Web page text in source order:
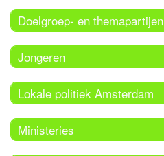
Doelgroep- en themapartijen
Jongeren
Lokale politiek Amsterdam
Ministeries